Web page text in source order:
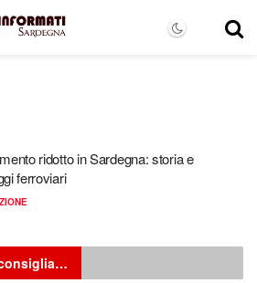
ridotto in Sardegna: storia e
ferroviari